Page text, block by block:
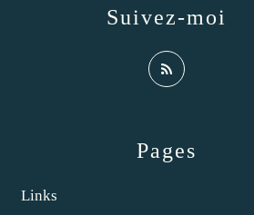
Pages
Links
Suivez-moi